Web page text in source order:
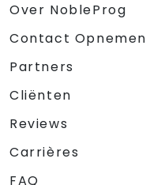
Over NobleProg
Contact Opnemen
Partners
Cliënten
Reviews
Carrières
FAQ